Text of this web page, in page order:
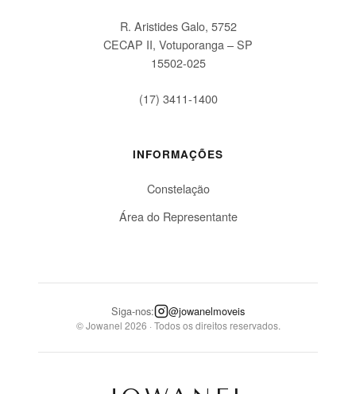
R. Aristides Galo, 5752
CECAP II, Votuporanga – SP
15502-025
(17) 3411-1400
INFORMAÇÕES
Constelação
Área do Representante
Siga-nos: @jowanelmoveis
© Jowanel 2026 · Todos os direitos reservados.